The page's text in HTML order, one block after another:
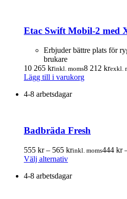
De
alternativen
väljas
på
Etac Swift Mobil-2 med
Erbjuder bättre plats för
brukare
10 265 krinkl. moms8 212 krexkl.
Lägg till i varukorg
4-8 arbetsdagar
Badbräda Fresh
555 kr – 565 krPrisintervall:
565.00 kr
inkl. moms444 kr
Välj alternativDen
produkten
4-8 arbetsdagar